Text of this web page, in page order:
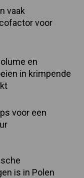
vaak
voor
en
in krimpende
voor een
is in Polen